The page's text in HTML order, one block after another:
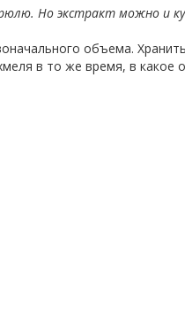
Но экстракт можно и
объема.
в то же время, в какое